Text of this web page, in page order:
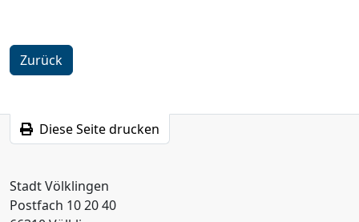
Zurück
Diese Seite drucken
Stadt Völklingen
Postfach 10 20 40